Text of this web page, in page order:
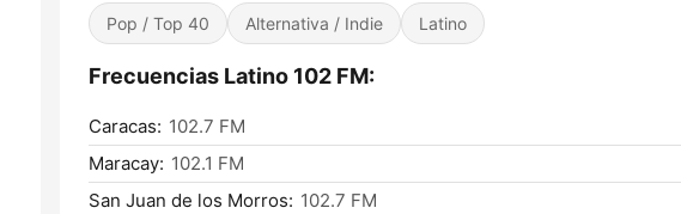
Pop / Top 40 Alternativa / Indie Latino
Frecuencias Latino 102 FM:
Caracas: 102.7 FM
Maracay: 102.1 FM
San Juan de los Morros: 102.7 FM